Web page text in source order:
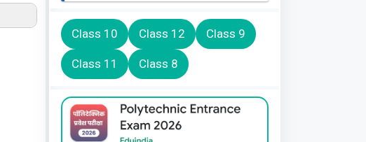
Class 10 Class 12 Class 9
Class 11 Class 8